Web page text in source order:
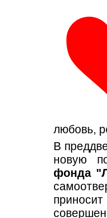
любовь,
В
новую
фонда